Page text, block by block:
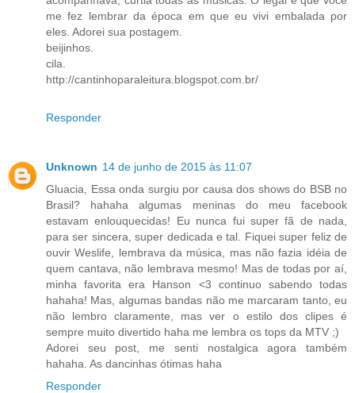
me fez lembrar da época em que eu vivi embalada por
eles. Adorei sua postagem.
beijinhos.
cila.
http://cantinhoparaleitura.blogspot.com.br/
Responder
Unknown 14 de junho de 2015 às 11:07
Gluacia, Essa onda surgiu por causa dos shows do BSB no
Brasil? hahaha algumas meninas do meu facebook
estavam enlouquecidas! Eu nunca fui super fã de nada,
para ser sincera, super dedicada e tal. Fiquei super feliz de
ouvir Weslife, lembrava da música, mas não fazia idéia de
quem cantava, não lembrava mesmo! Mas de todas por aí,
minha favorita era Hanson <3 continuo sabendo todas
hahaha! Mas, algumas bandas não me marcaram tanto, eu
não lembro claramente, mas ver o estilo dos clipes é
sempre muito divertido haha me lembra os tops da MTV ;)
Adorei seu post, me senti nostalgica agora também
hahaha. As dancinhas ótimas haha
Responder